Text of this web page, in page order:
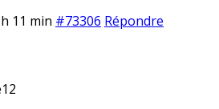
11 min #73306 Répondre